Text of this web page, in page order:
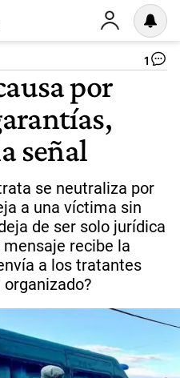
1
por
señal
se neutraliza por
a una víctima sin
de ser solo jurídica
mensaje recibe la
a los tratantes